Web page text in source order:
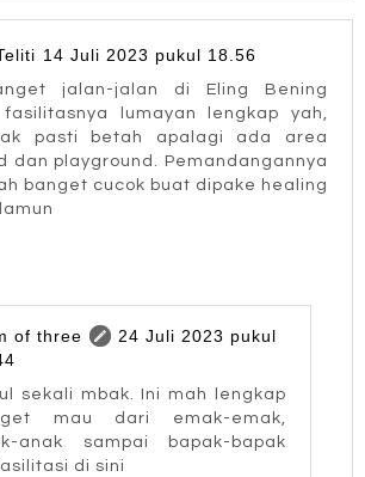
14 Juli 2023 pukul 18.56
jalan-jalan di Eling Bening
lumayan lengkap yah,
pasti betah apalagi ada area
dan playground. Pemandangannya
banget cucok buat dipake healing
of three
24 Juli 2023 pukul
sekali mbak. Ini mah lengkap
mau dari emak-emak,
anak sampai bapak-bapak
di sini